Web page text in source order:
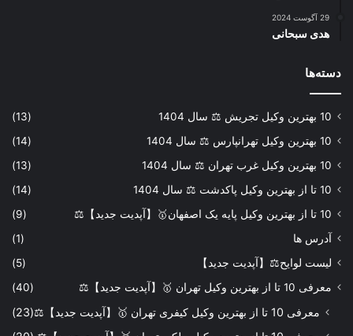
29 آگوست 2024
هدی سبحانی
دسته‌ها
10 بهترین وکیل تجریش ⚖️ سال 1404
(13)
10 بهترین وکیل تهرانپارس ⚖️ سال 1404
(14)
10 بهترین وکیل غرب تهران ⚖️ سال 1404
(13)
10 تا از بهترین وکیل پاکدشت ⚖️ سال 1404
(14)
10 تا از بهترین وکیل پایه یک اصفهان🥇【آپدیت جدید】⚖️
(9)
آدرس ها
(1)
لیست لوایح⚖️【آپدیت جدید】
(5)
معرفی 10 تا از بهترین وکیل تهران 🥇【آپدیت جدید】⚖️
(40)
معرفی 10 تا از بهترین وکیل کیفری تهران 🥇【آپدیت جدید】⚖️
(23)